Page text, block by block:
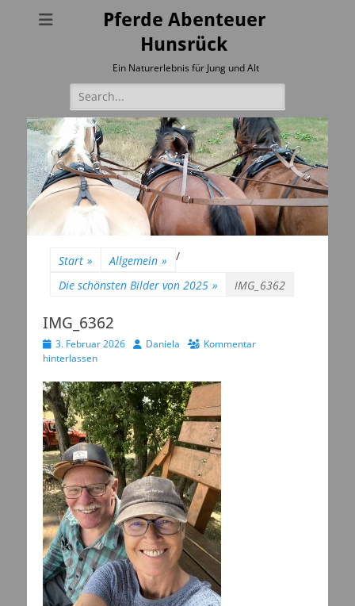
Pferde Abenteuer
Hunsrück
Ein Naturerlebnis für Jung und Alt
Suchen
nach:
Start » Allgemein »
/
Die schönsten Bilder von 2025 » IMG_6362
IMG_6362
Veröffentlicht
am
3. Februar 2026 AutorDaniela
Kommentar
hinterlassen